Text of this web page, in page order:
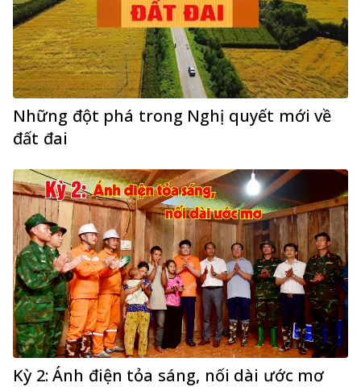
Những đột phá trong Nghị quyết mới về
đất đai
Kỳ 2: Ánh điện tỏa sáng, nối dài ước mơ